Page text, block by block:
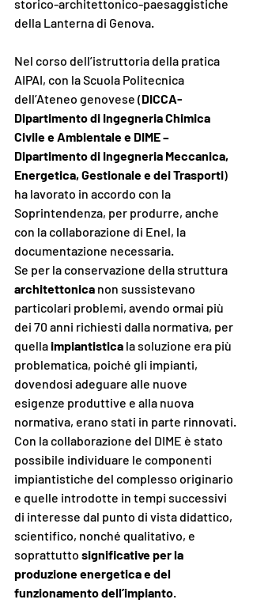
storico-architettonico-paesaggistiche
della Lanterna di Genova.
Nel corso dell’istruttoria della pratica
AIPAI, con la Scuola Politecnica
dell’Ateneo genovese (DICCA-
Dipartimento di Ingegneria Chimica
Civile e Ambientale e DIME –
Dipartimento di Ingegneria Meccanica,
Energetica, Gestionale e dei Trasporti)
ha lavorato in accordo con la
Soprintendenza, per produrre, anche
con la collaborazione di Enel, la
documentazione necessaria.
Se per la conservazione della struttura
architettonica non sussistevano
particolari problemi, avendo ormai più
dei 70 anni richiesti dalla normativa, per
quella impiantistica la soluzione era più
problematica, poiché gli impianti,
dovendosi adeguare alle nuove
esigenze produttive e alla nuova
normativa, erano stati in parte rinnovati.
Con la collaborazione del DIME è stato
possibile individuare le componenti
impiantistiche del complesso originario
e quelle introdotte in tempi successivi
di interesse dal punto di vista didattico,
scientifico, nonché qualitativo, e
soprattutto significative per la
produzione energetica e del
funzionamento dell’impianto.